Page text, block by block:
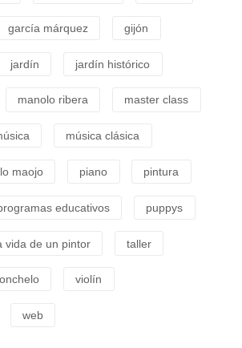
garcía márquez gijón
jardín jardín histórico
manolo ribera master class
música clásica
maojo piano pintura
educativos puppys
vida de un pintor taller
violín
web